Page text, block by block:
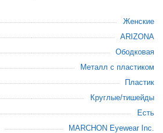
Женские
ARIZONA
Ободковая
Металл с пластиком
Пластик
Круглые/тишейды
Есть
MARCHON Eyewear Inc.